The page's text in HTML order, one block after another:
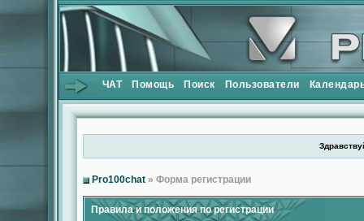
ЧАТ Помощь Поиск Пользователи
Pro100chat » Форма регистрации
Правила и положения по регистрации